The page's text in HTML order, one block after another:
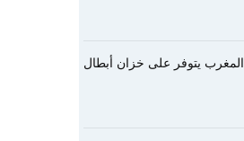
يتوفر على خزان أبطال